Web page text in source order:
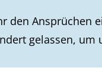
den
gelassen,